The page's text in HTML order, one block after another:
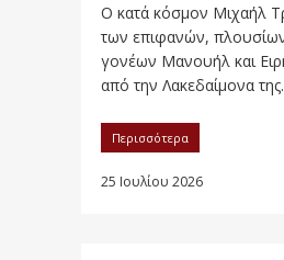
Ο κατά κόσμον Μιχαήλ
των επιφανών,
γονέων Μανουήλ και
από την Λακεδαίμονα
Περισσότερα
25 Ιουλίου 2026